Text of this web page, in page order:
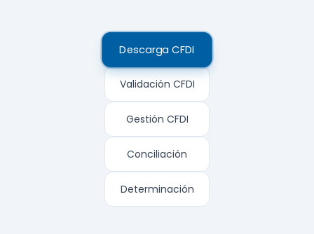
Descarga CFDI
Validación CFDI
Gestión CFDI
Conciliación
Determinación